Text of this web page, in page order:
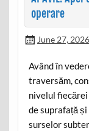
operare
June 27, 2026
Având în
traversăm,
nivelul
de suprafață
surselor